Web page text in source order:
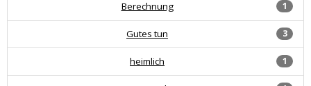
1
Berechnung
3
Gutes tun
1
heimlich